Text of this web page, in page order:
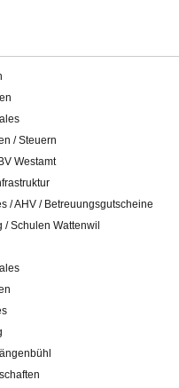
/ Steuern
Westamt
/ AHV / Betreuungsgutscheine
/ Schulen Wattenwil